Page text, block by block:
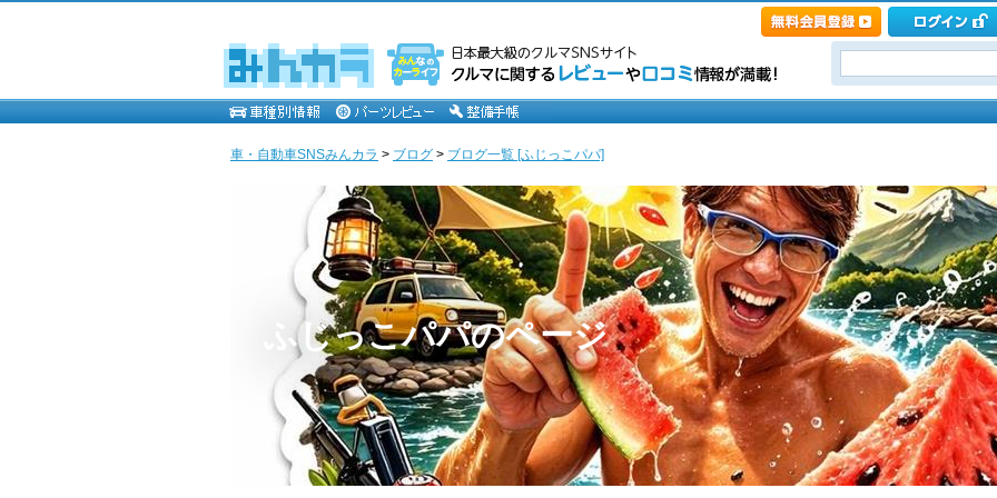
車・自動車SNSみんカラ > ブログ > ブログ一覧 [ふじっこパパ]
ふじっこパパのページ